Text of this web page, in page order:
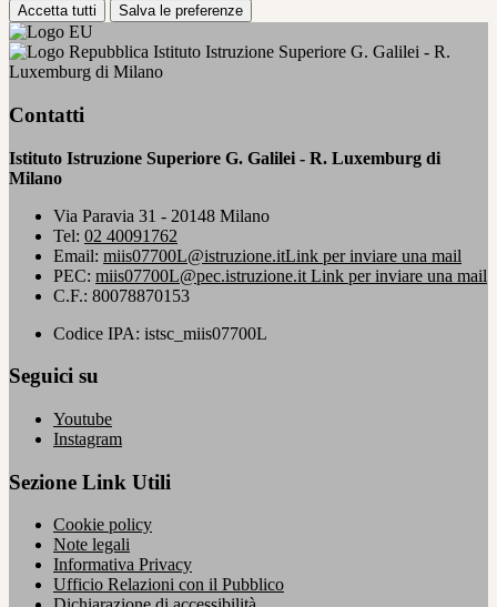
Accetta tutti Salva le preferenze
Istituto Istruzione Superiore G. Galilei - R.
Luxemburg di Milano
Contatti
Istituto Istruzione Superiore G. Galilei - R. Luxemburg di
Milano
Via Paravia 31 - 20148 Milano
Tel: 02 40091762
Email: miis07700L@istruzione.itLink per inviare una mail
PEC: miis07700L@pec.istruzione.it Link per inviare una mail
C.F.: 80078870153
Codice IPA: istsc_miis07700L
Seguici su
Youtube
Instagram
Sezione Link Utili
Cookie policy
Note legali
Informativa Privacy
Ufficio Relazioni con il Pubblico